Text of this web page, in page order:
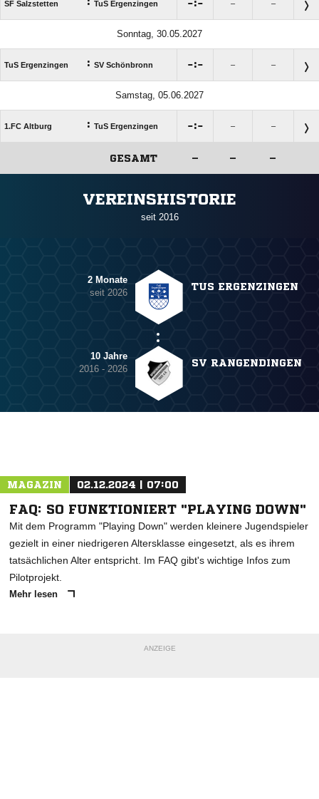
SF Salzstetten TuS Ergenzingen : – –
Sonntag, 30.05.2027
TuS Ergenzingen : SV Schönbronn : – –
Samstag, 05.06.2027
1.FC Altburg : TuS Ergenzingen : – –
GESAMT – – –
VEREINSHISTORIE
seit 2016
2 Monate
seit 2026
TUS ERGENZINGEN
10 Jahre
2016 - 2026
SV RANGENDINGEN
MAGAZIN 02.12.2024 | 07:00
FAQ: SO FUNKTIONIERT "PLAYING DOWN"
Mit dem Programm "Playing Down" werden kleinere Jugendspieler
gezielt in einer niedrigeren Altersklasse eingesetzt, als es ihrem
tatsächlichen Alter entspricht. Im FAQ gibt's wichtige Infos zum
Pilotprojekt.
Mehr lesen
ANZEIGE